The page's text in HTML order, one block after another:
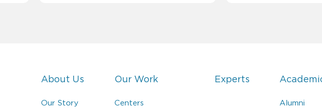
About Us
Our Story
Our Work
Centers
Experts
Alumni